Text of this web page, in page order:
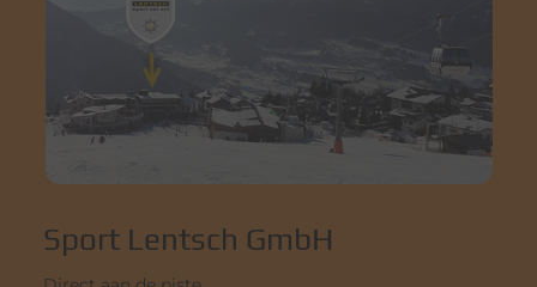
Besuchers zu ermitteln.
Sport Lentsch GmbH